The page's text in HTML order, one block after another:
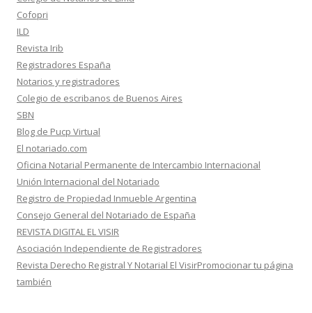
Cofopri
ILD
Revista Irib
Registradores España
Notarios y registradores
Colegio de escribanos de Buenos Aires
SBN
Blog de Pucp Virtual
El notariado.com
Oficina Notarial Permanente de Intercambio Internacional
Unión Internacional del Notariado
Registro de Propiedad Inmueble Argentina
Consejo General del Notariado de España
REVISTA DIGITAL EL VISIR
Asociación Independiente de Registradores
Revista Derecho Registral Y Notarial El VisirPromocionar tu página
también